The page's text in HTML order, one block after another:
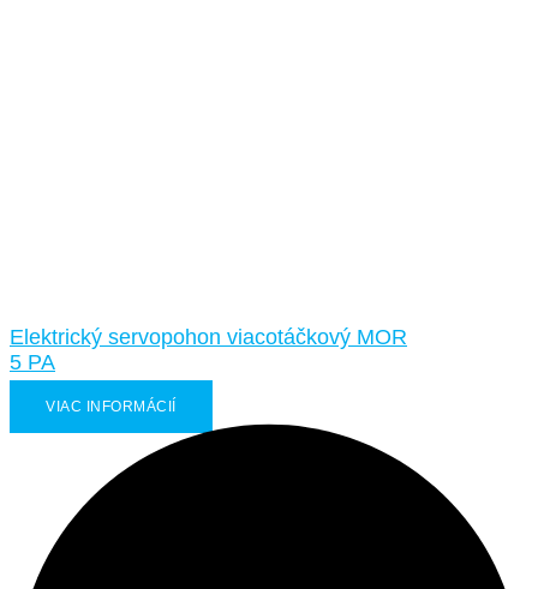
Elektrický servopohon viacotáčkový MOR
5 PA
VIAC INFORMÁCIÍ